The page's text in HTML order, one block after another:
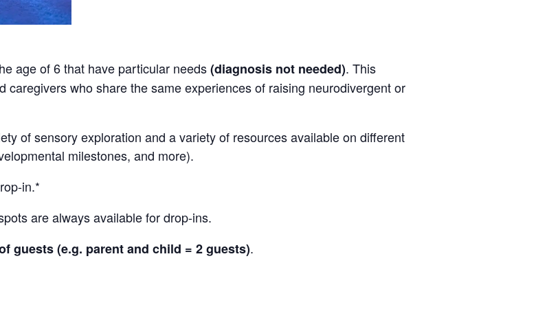
age of 6 that have particular needs(diagnosis not needed). This
who share the same experiences of raising neurodivergent or
of sensory exploration and a variety of resources available on different
milestones, and more).
in.*
are always available for drop-ins.
guests (e.g. parent and child = 2 guests).